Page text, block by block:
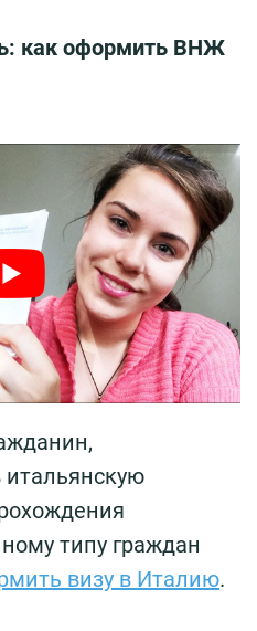
как оформить ВНЖ
типу граждан
визу в Италию.